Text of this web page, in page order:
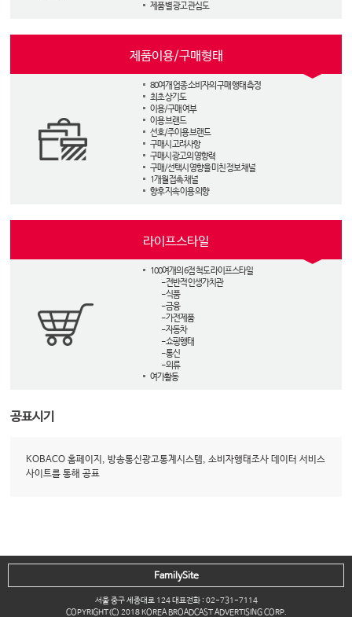
제품 별 광고 관심도
제품이용/구매형태
80여개 업종 소비자의 구매 행태 측정
최초 상기도
이용/구매 여부
이용 브랜드
선호/주이용 브랜드
구매시 고려사항
구매시 광고의 영향력
구매/선택시 영향을 미친 정보 채널
1개월 접촉 채널
향후 지속 이용 의향
라이프스타일
100여개의 6점 척도 라이프스타일
- 전반적 인생가치관
- 식품
- 금융
- 가전제품
- 자동차
- 쇼핑행태
- 통신
- 의류
여가활동
공표시기
KOBACO 홈페이지, 방송통신광고통계시스템, 소비자행태조사 데이터 서비스
사이트를 통해 공표
서울 중구 세종대로 124 대표전화 : 02-731-7114
COPYRIGHT(C) 2018 KOREA BROADCAST ADVERTISING CORP.
FamilySite